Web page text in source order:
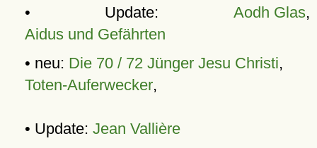
• Update: Aodh Glas,
Aidus und Gefährten
• neu: Die 70 / 72 Jünger Jesu Christi,
Toten-Auferwecker,
• Update: Jean Vallière